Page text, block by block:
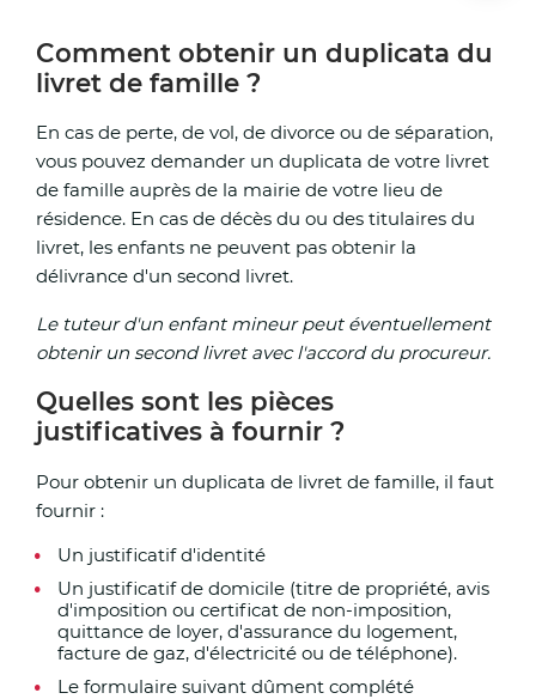
Comment obtenir un duplicata du
livret de famille ?
En cas de perte, de vol, de divorce ou de séparation,
vous pouvez demander un duplicata de votre livret
de famille auprès de la mairie de votre lieu de
résidence. En cas de décès du ou des titulaires du
livret, les enfants ne peuvent pas obtenir la
délivrance d'un second livret.
Le tuteur d'un enfant mineur peut éventuellement
obtenir un second livret avec l'accord du procureur.
Quelles sont les pièces
justificatives à fournir ?
Pour obtenir un duplicata de livret de famille, il faut
fournir :
Un justificatif d'identité
Un justificatif de domicile (titre de propriété, avis
d'imposition ou certificat de non-imposition,
quittance de loyer, d'assurance du logement,
facture de gaz, d'électricité ou de téléphone).
Le formulaire suivant dûment complété